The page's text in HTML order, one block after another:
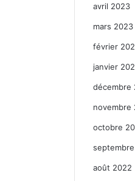
avril 2023
mars 2023
février
janvier
décembre
novembre
octobre
août 2022